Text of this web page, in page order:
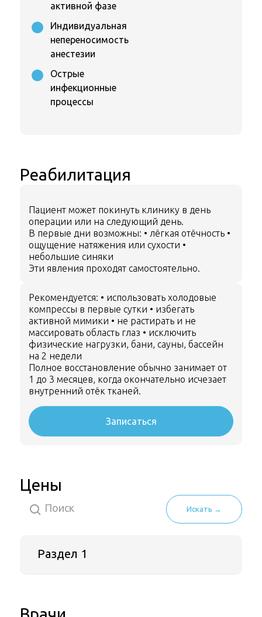
активной фазе
Индивидуальная
непереносимость
анестезии
Острые
инфекционные
процессы
Реабилитация
Пациент может покинуть клинику в день
операции или на следующий день.
В первые дни возможны: • лёгкая отёчность •
ощущение натяжения или сухости •
небольшие синяки
Эти явления проходят самостоятельно.
Рекомендуется: • использовать холодовые
компрессы в первые сутки • избегать
активной мимики • не растирать и не
массировать область глаз • исключить
физические нагрузки, бани, сауны, бассейн
на 2 недели
Полное восстановление обычно занимает от
1 до 3 месяцев, когда окончательно исчезает
внутренний отёк тканей.
Записаться
Цены
Искать →
Раздел 1
90 000 ₽